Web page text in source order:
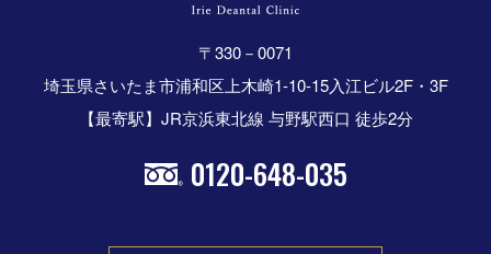
〒330－0071
埼玉県さいたま市浦和区上木崎1-10-15入江ビル2F・3F
【最寄駅】JR京浜東北線 与野駅西口 徒歩2分
0120-648-035